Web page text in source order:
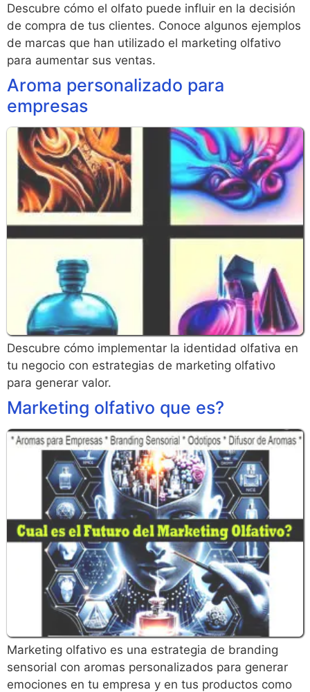
Descubre cómo el olfato puede influir en la decisión
de compra de tus clientes. Conoce algunos ejemplos
de marcas que han utilizado el marketing olfativo
para aumentar sus ventas.
Aroma personalizado para
empresas
Descubre cómo implementar la identidad olfativa en
tu negocio con estrategias de marketing olfativo
para generar valor.
Marketing olfativo que es?
Marketing olfativo es una estrategia de branding
sensorial con aromas personalizados para generar
emociones en tu empresa y en tus productos como